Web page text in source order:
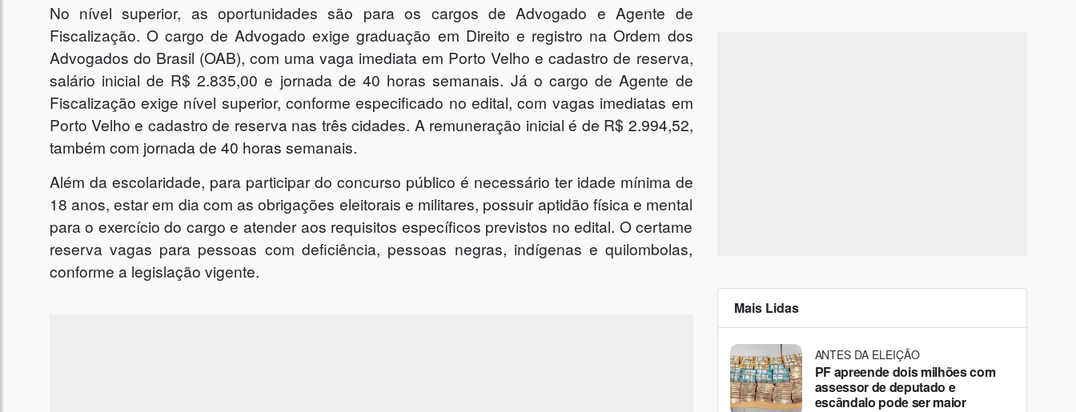
No nível superior, as oportunidades são para os cargos de Advogado e Agente de
Fiscalização. O cargo de Advogado exige graduação em Direito e registro na Ordem dos
Advogados do Brasil (OAB), com uma vaga imediata em Porto Velho e cadastro de reserva,
salário inicial de R$ 2.835,00 e jornada de 40 horas semanais. Já o cargo de Agente de
Fiscalização exige nível superior, conforme especificado no edital, com vagas imediatas em
Porto Velho e cadastro de reserva nas três cidades. A remuneração inicial é de R$ 2.994,52,
também com jornada de 40 horas semanais.
Além da escolaridade, para participar do concurso público é necessário ter idade mínima de
18 anos, estar em dia com as obrigações eleitorais e militares, possuir aptidão física e mental
para o exercício do cargo e atender aos requisitos específicos previstos no edital. O certame
reserva vagas para pessoas com deficiência, pessoas negras, indígenas e quilombolas,
conforme a legislação vigente.
Mais Lidas
ANTES DA ELEIÇÃO
PF apreende dois milhões com
assessor de deputado e
escândalo pode ser maior